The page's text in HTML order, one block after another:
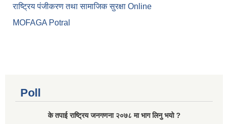
राष्ट्रिय पंजीकरण तथा सामाजिक सुरक्षा Online
MOFAGA Potral
Poll
के तपाई राष्ट्रिय जनगणना २०७८ मा भाग लिनु भयो ?